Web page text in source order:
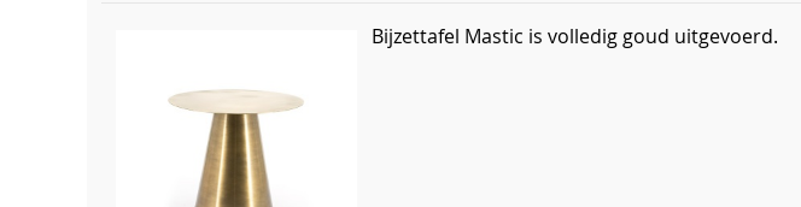
Bijzettafel Mastic is volledig goud uitgevoerd.